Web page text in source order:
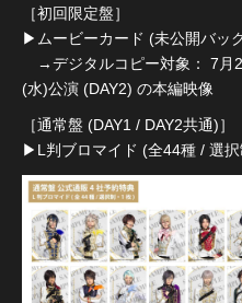
［初回限定盤］
▶︎ムービーカード (未公開バッ
→デジタルコピー対象： 7月
(水)公演 (DAY2) の本編映像
［通常盤 (DAY1 / DAY2共通)］
▶︎L判ブロマイド (全44種 / 選択